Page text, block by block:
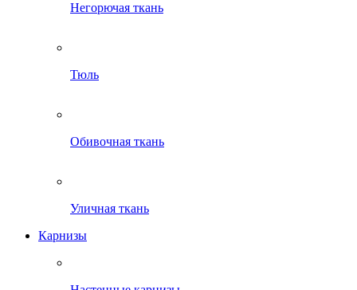
Негорючая ткань
Тюль
Обивочная ткань
Уличная ткань
Карнизы